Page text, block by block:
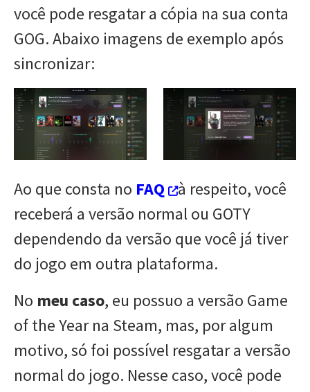
você pode resgatar a cópia na sua conta
GOG. Abaixo imagens de exemplo após
sincronizar:
Ao que consta no FAQ
à respeito, você
receberá a versão normal ou GOTY
dependendo da versão que você já tiver
do jogo em outra plataforma.
No meu caso, eu possuo a versão Game
of the Year na Steam, mas, por algum
motivo, só foi possível resgatar a versão
normal do jogo. Nesse caso, você pode